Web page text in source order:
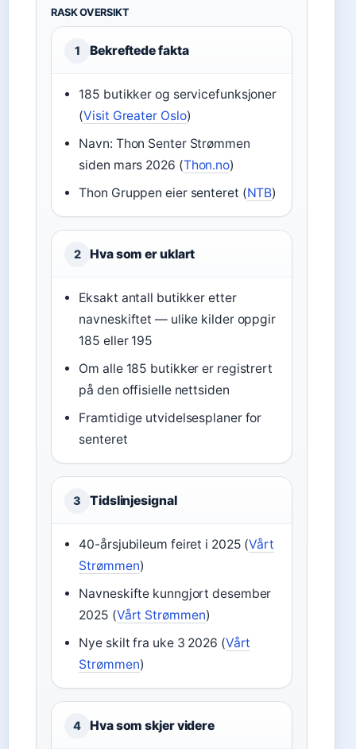
RASK OVERSIKT
1 Bekreftede fakta
185 butikker og servicefunksjoner
(Visit Greater Oslo)
Navn: Thon Senter Strømmen
siden mars 2026 (Thon.no)
Thon Gruppen eier senteret (NTB)
2 Hva som er uklart
Eksakt antall butikker etter
navneskiftet — ulike kilder oppgir
185 eller 195
Om alle 185 butikker er registrert
på den offisielle nettsiden
Framtidige utvidelsesplaner for
senteret
3 Tidslinjesignal
40-årsjubileum feiret i 2025 (Vårt
Strømmen)
Navneskifte kunngjort desember
2025 (Vårt Strømmen)
Nye skilt fra uke 3 2026 (Vårt
Strømmen)
4 Hva som skjer videre